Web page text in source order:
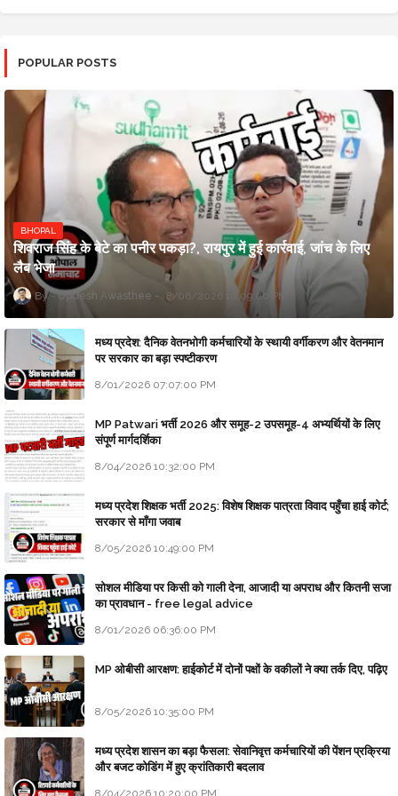
POPULAR POSTS
BHOPAL
शिवराज सिंह के बेटे का पनीर पकड़ा?, रायपुर में हुई कार्रवाई, जांच के लिए
लैब भेजा
Updesh Awasthee 8/06/2026 10:09:00 PM
मध्य प्रदेश: दैनिक वेतनभोगी कर्मचारियों के स्थायी वर्गीकरण और वेतनमान
पर सरकार का बड़ा स्पष्टीकरण
8/01/2026 07:07:00 PM
MP Patwari भर्ती 2026 और समूह-2 उपसमूह-4 अभ्यर्थियों के लिए
संपूर्ण मार्गदर्शिका
8/04/2026 10:32:00 PM
मध्य प्रदेश शिक्षक भर्ती 2025: विशेष शिक्षक पात्रता विवाद पहुँचा हाई कोर्ट;
सरकार से माँगा जवाब
8/05/2026 10:49:00 PM
सोशल मीडिया पर किसी को गाली देना, आजादी या अपराध और कितनी सजा
का प्रावधान - free legal advice
8/01/2026 06:36:00 PM
MP ओबीसी आरक्षण: हाईकोर्ट में दोनों पक्षों के वकीलों ने क्या तर्क दिए, पढ़िए
8/05/2026 10:35:00 PM
मध्य प्रदेश शासन का बड़ा फैसला: सेवानिवृत्त कर्मचारियों की पेंशन प्रक्रिया
और बजट कोडिंग में हुए क्रांतिकारी बदलाव
8/04/2026 10:20:00 PM